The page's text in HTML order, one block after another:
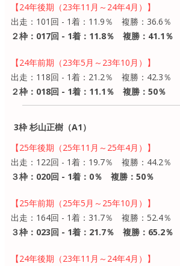
【24年後期（23年11月～24年4月）】
出走：101回 - 1着：11.9％ 複勝：36.6％
２枠：017回 - 1着：11.8％ 複勝：41.1％
【24年前期（23年5月～23年10月）】
出走：118回 - 1着：21.2％ 複勝：42.3％
２枠：018回 - 1着：11.1％ 複勝：50％
3枠 杉山正樹（A1）
【25年後期（25年11月～25年4月）】
出走：122回 - 1着：19.7％ 複勝：44.2％
３枠：020回 - 1着：0％ 複勝：50％
【25年前期（25年5月～25年10月）】
出走：164回 - 1着：31.7％ 複勝：52.4％
３枠：023回 - 1着：21.7％ 複勝：65.2％
【24年後期（23年11月～24年4月）】